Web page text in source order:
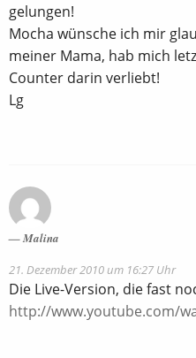
gelungen!
Mocha wünsche ich mir
meiner Mama, hab mich
Counter darin verliebt!
Lg
Malina
21. Dezember 2010 um 16:27 Uhr
Die Live-Version, die fast
http://www.youtube.com/